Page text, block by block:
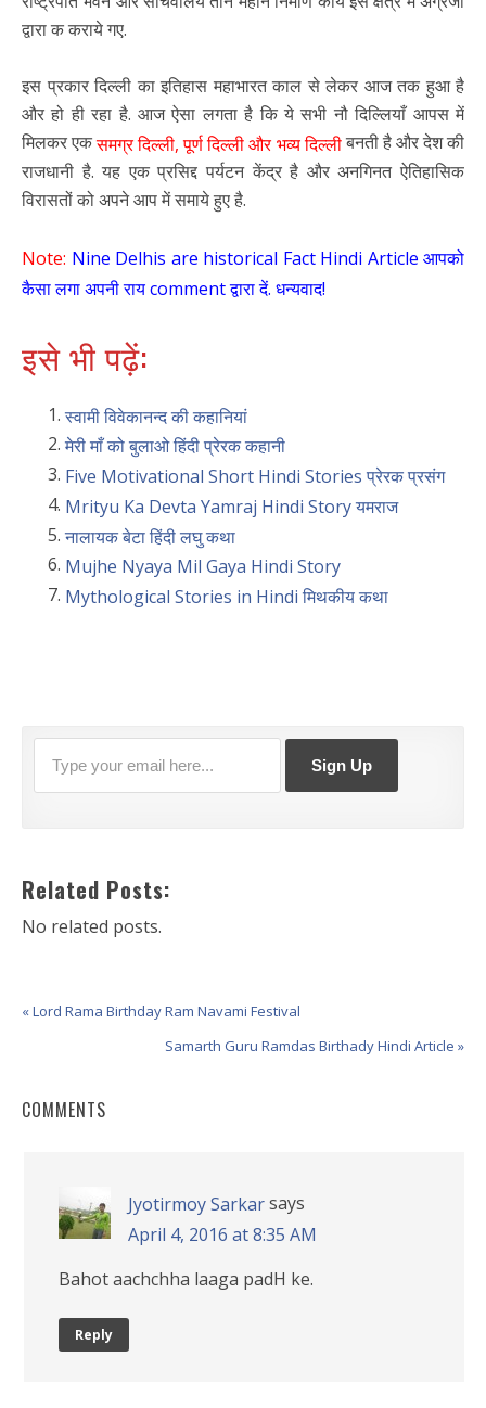
द्वारा क कराये गए.
इस प्रकार दिल्ली का इतिहास महाभारत काल से लेकर आज तक हुआ है
और हो ही रहा है. आज ऐसा लगता है कि ये सभी नौ दिल्लियाँ आपस में
मिलकर एकसमग्र दिल्ली, पूर्ण दिल्ली और भव्य दिल्लीबनती है और देश की
राजधानी है. यह एक प्रसिद्द पर्यटन केंद्र है और अनगिनत ऐतिहासिक
विरासतों को अपने आप में समाये हुए है.
Note: Nine Delhis are historical Fact Hindi Article आपको
कैसा लगा अपनी राय comment द्वारा दें. धन्यवाद!
इसे भी पढ़ें:
स्वामी विवेकानन्द की कहानियां
मेरी माँ को बुलाओ हिंदी प्रेरक कहानी
Five Motivational Short Hindi Stories प्रेरक प्रसंग
Mrityu Ka Devta Yamraj Hindi Story यमराज
नालायक बेटा हिंदी लघु कथा
Mujhe Nyaya Mil Gaya Hindi Story
Mythological Stories in Hindi मिथकीय कथा
Related Posts:
No related posts.
« Lord Rama Birthday Ram Navami Festival
Samarth Guru Ramdas Birthady Hindi Article »
COMMENTS
Jyotirmoy Sarkarsays
April 4, 2016 at 8:35 AM
Bahot aachchha laaga padH ke.
Reply